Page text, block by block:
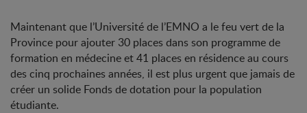
Maintenant que l’Université de l’EMNO a le feu vert de la
Province pour ajouter 30 places dans son programme de
formation en médecine et 41 places en résidence au cours
des cinq prochaines années, il est plus urgent que jamais de
créer un solide Fonds de dotation pour la population
étudiante.